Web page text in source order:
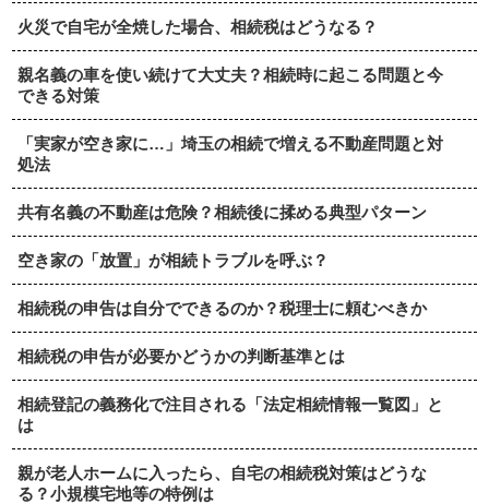
火災で自宅が全焼した場合、相続税はどうなる？
親名義の車を使い続けて大丈夫？相続時に起こる問題と今
できる対策
「実家が空き家に…」埼玉の相続で増える不動産問題と対
処法
共有名義の不動産は危険？相続後に揉める典型パターン
空き家の「放置」が相続トラブルを呼ぶ？
相続税の申告は自分でできるのか？税理士に頼むべきか
相続税の申告が必要かどうかの判断基準とは
相続登記の義務化で注目される「法定相続情報一覧図」と
は
親が老人ホームに入ったら、自宅の相続税対策はどうな
る？小規模宅地等の特例は